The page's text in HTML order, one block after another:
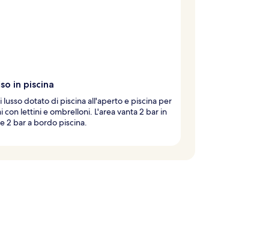
in piscina
lusso dotato di piscina all'aperto e piscina per
con lettini e ombrelloni. L'area vanta 2 bar in
2 bar a bordo piscina.